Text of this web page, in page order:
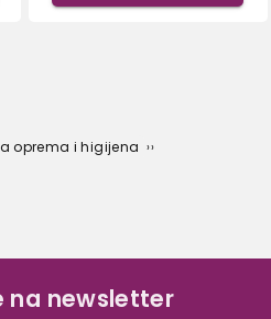
oprema i higijena
na newsletter